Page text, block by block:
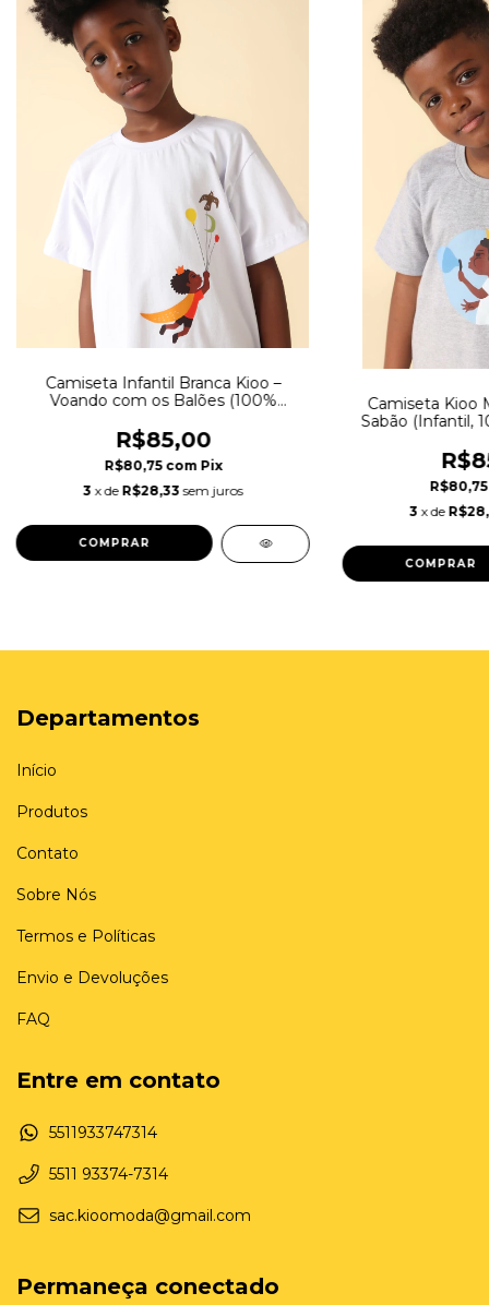
Camiseta Infantil Branca Kioo –
Voando com os Balões (100%
R$85,00
R$80,75 com Pix
3 x de R$28,33 sem juros
COMPRAR
Camiseta Kioo
Sabão (Infantil,
3 x de
COMPRAR
Departamentos
Início
Produtos
Contato
Sobre Nós
Termos e Políticas
Envio e Devoluções
FAQ
Entre em contato
5511933747314
5511 93374-7314
sac.kioomoda@gmail.com
Permaneça conectado